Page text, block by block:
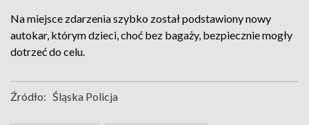
Na miejsce zdarzenia szybko został podstawiony nowy
autokar, którym dzieci, choć bez bagaży, bezpiecznie mogły
dotrzeć do celu.
Źródło: Śląska Policja